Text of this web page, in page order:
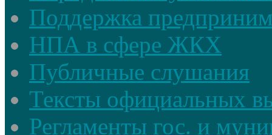
Поддержка
НПА в сфере ЖКХ
Публичные слушания
Тексты официальных
Регламенты гос. и